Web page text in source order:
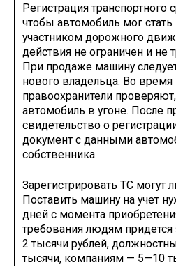
Регистрация транспортного
чтобы автомобиль мог
участником дорожного
действия не ограничен и не
При продаже машину
нового владельца. Во время
правоохранители
автомобиль в угоне. После
свидетельство о
документ с данными
собственника.
Зарегистрировать ТС могут
Поставить машину на учет
дней с момента
требования людям придется
2 тысячи рублей,
тысячи, компаниям — 5—10